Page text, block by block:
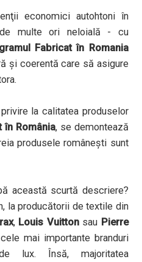
economici autohtoni în
multe ori neloială - cu
Fabricat în Romania
şi coerentă care să asigure
la calitatea produselor
în România, se demontează
produsele româneşti sunt
această scurtă descriere?
la producătorii de textile din
, Louis Vuittonsau Pierre
mai importante branduri
lux. Însă, majoritatea